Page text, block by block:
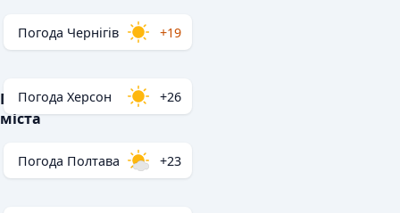
Популярні
міста
Погода Чернігів +19
Погода Херсон +26
Погода Полтава +23